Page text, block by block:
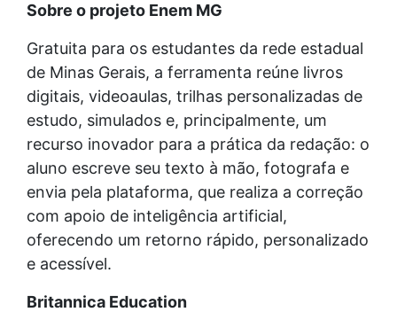
Sobre o projeto Enem MG
Gratuita para os estudantes da rede estadual
de Minas Gerais, a ferramenta reúne livros
digitais, videoaulas, trilhas personalizadas de
estudo, simulados e, principalmente, um
recurso inovador para a prática da redação: o
aluno escreve seu texto à mão, fotografa e
envia pela plataforma, que realiza a correção
com apoio de inteligência artificial,
oferecendo um retorno rápido, personalizado
e acessível.
Britannica Education